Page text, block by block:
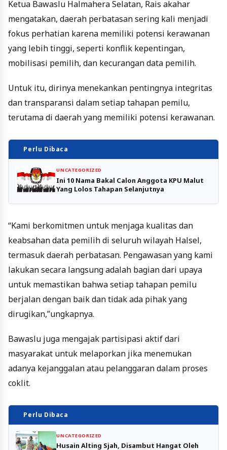
Ketua Bawaslu Halmahera Selatan, Rais akahar
mengatakan, daerah perbatasan sering kali menjadi
fokus perhatian karena memiliki potensi kerawanan
yang lebih tinggi, seperti konflik kepentingan,
mobilisasi pemilih, dan kecurangan data pemilih.
Untuk itu, dirinya menekankan pentingnya integritas
dan transparansi dalam setiap tahapan pemilu,
terutama di daerah yang memiliki potensi kerawanan.
Perlu Dibaca
UNCATEGORIZED
Ini 10 Nama Bakal Calon Anggota KPU Malut
Yang Lolos Tahapan Selanjutnya
“Kami berkomitmen untuk menjaga kualitas dan
keabsahan data pemilih di seluruh wilayah Halsel,
termasuk daerah perbatasan. Pengawasan yang kami
lakukan secara langsung adalah bagian dari upaya
untuk memastikan bahwa setiap tahapan pemilu
berjalan dengan baik dan tidak ada pihak yang
dirugikan,”ungkapnya.
Bawaslu juga mengajak partisipasi aktif dari
masyarakat untuk melaporkan jika menemukan
adanya kejanggalan atau pelanggaran dalam proses
coklit.
Perlu Dibaca
UNCATEGORIZED
Husain Alting Sjah, Disambut Hangat Oleh